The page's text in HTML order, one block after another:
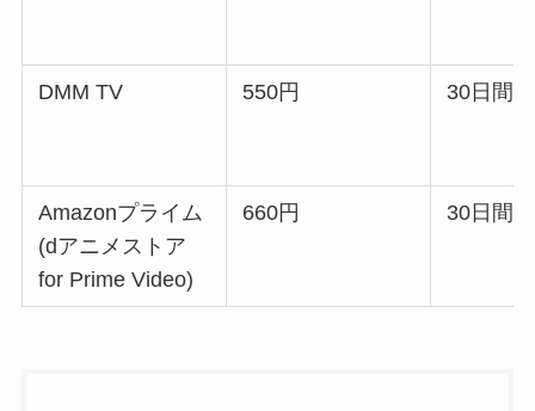
DMM TV 550円 30日間
Amazonプライム
(dアニメストア
for Prime Video)
660円 30日間